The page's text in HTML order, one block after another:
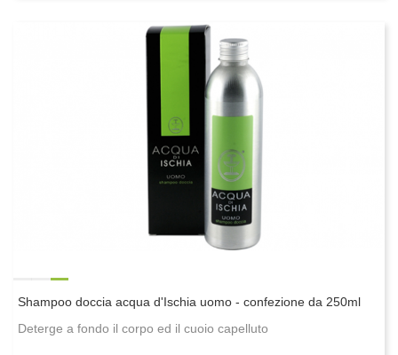
Shampoo doccia acqua d'Ischia uomo - confezione da 250ml
Deterge a fondo il corpo ed il cuoio capelluto